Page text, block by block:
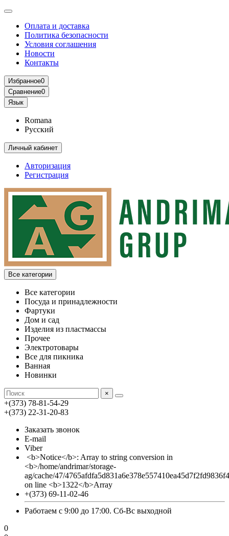
Оплата и доставка
Политика безопасности
Условия соглашения
Новости
Контакты
Избранное0
Сравнение0
Язык
Romana
Русский
Личный кабинет
Авторизация
Регистрация
Все категории
Все категории
Посуда и принадлежности
Фартуки
Дом и сад
Изделия из пластмассы
Прочее
Электротовары
Все для пикника
Ванная
Новинки
×
+(373) 78-81-54-29
+(373) 22-31-20-83
Заказать звонок
E-mail
Viber
<b>Notice</b>: Array to string conversion in
<b>/home/andrimar/storage-
ag/cache/47/
on line <b>1322</b>Array
+(373) 69-11-02-46
Работаем с 9:00 до 17:00. Сб-Вс выходной
0